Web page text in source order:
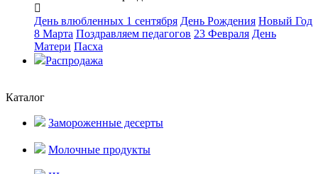
День влюбленных 1 сентября День Рождения Новый Год
8 Марта Поздравляем педагогов 23 Февраля День
Матери Пасха
Распродажа
Каталог
Замороженные десерты
Молочные продукты